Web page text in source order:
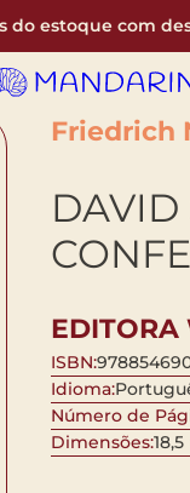
do estoque com
Friedrich
DAVID
EDITORA
ISBN:
Idioma:
Número de
Dimensões:18,5